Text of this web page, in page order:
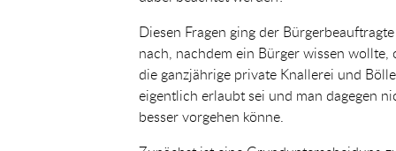
Diesen Fragen ging der Bürgerbeauftragte
nach, nachdem ein Bürger wissen wollte,
die ganzjährige private Knallerei und
eigentlich erlaubt sei und man dagegen
besser vorgehen könne.